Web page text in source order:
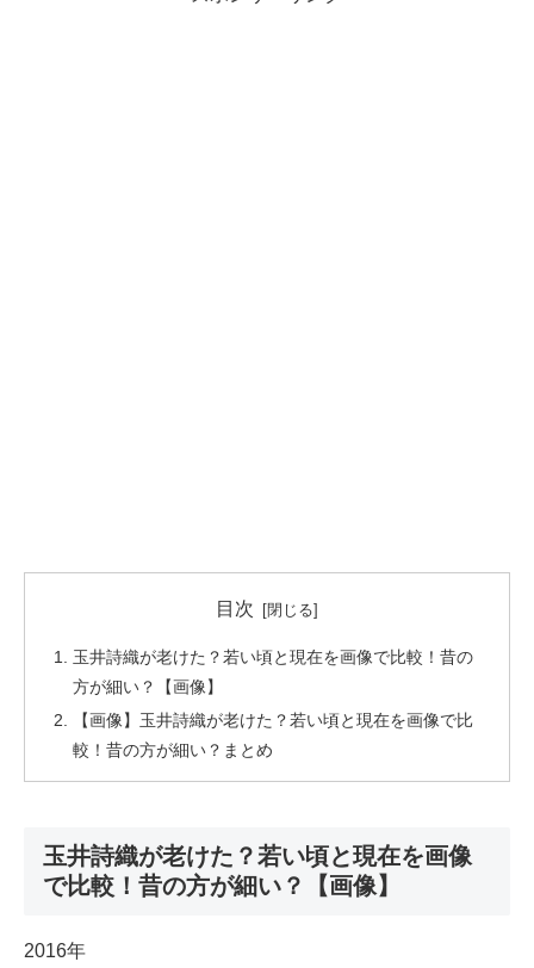
目次
玉井詩織が老けた？若い頃と現在を画像で比較！昔の
方が細い？【画像】
【画像】玉井詩織が老けた？若い頃と現在を画像で比
較！昔の方が細い？まとめ
玉井詩織が老けた？若い頃と現在を画像
で比較！昔の方が細い？【画像】
2016年